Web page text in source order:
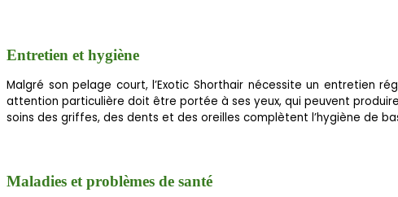
Entretien et hygiène
Malgré son pelage court, l’Exotic Shorthair nécessite un entretien
attention particulière doit être portée à ses yeux, qui peuvent
soins des griffes, des dents et des oreilles complètent l’hygiène de
Maladies et problèmes de santé